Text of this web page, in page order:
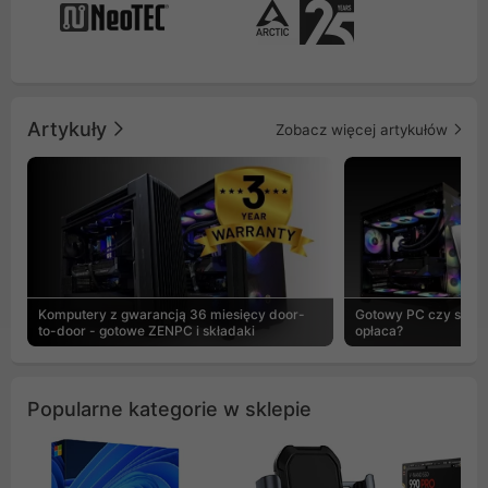
Artykuły Zobacz więcej artykułów
Komputery z gwarancją 36 miesięcy door-
to-door - gotowe ZENPC i składaki
Gotowy PC czy
opłaca?
Popularne kategorie w sklepie